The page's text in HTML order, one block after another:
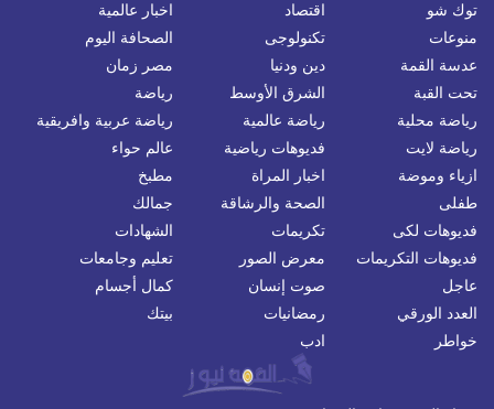
توك شو
اقتصاد
اخبار عالمية
منوعات
تكنولوجى
الصحافة اليوم
عدسة القمة
دين ودنيا
مصر زمان
تحت القبة
الشرق الأوسط
رياضة
رياضة محلية
رياضة عالمية
رياضة عربية وافريقية
رياضة لايت
فديوهات رياضية
عالم حواء
ازياء وموضة
اخبار المراة
مطبخ
طفلى
الصحة والرشاقة
جمالك
فديوهات لكى
تكريمات
الشهادات
فديوهات التكريمات
معرض الصور
تعليم وجامعات
عاجل
صوت إنسان
كمال أجسام
العدد الورقي
رمضانيات
بيتك
خواطر
ادب